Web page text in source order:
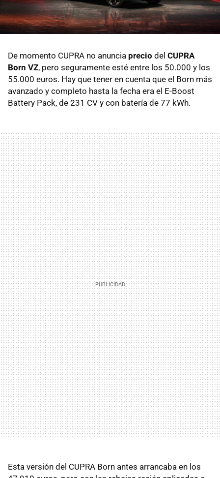
De momento CUPRA no anuncia precio del CUPRA
Born VZ, pero seguramente esté entre los 50.000 y los
55.000 euros. Hay que tener en cuenta que el Born más
avanzado y completo hasta la fecha era el E-Boost
Battery Pack, de 231 CV y con batería de 77 kWh.
Esta versión del CUPRA Born antes arrancaba en los